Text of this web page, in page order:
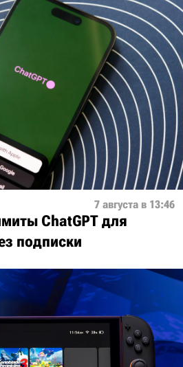
7 августа в 13:46
ChatGPT для
подписки